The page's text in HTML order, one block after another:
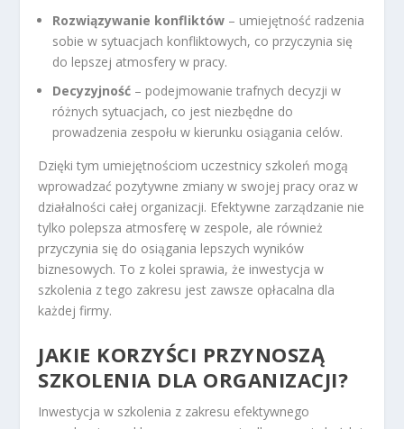
Rozwiązywanie konfliktów – umiejętność radzenia
sobie w sytuacjach konfliktowych, co przyczynia się
do lepszej atmosfery w pracy.
Decyzyjność – podejmowanie trafnych decyzji w
różnych sytuacjach, co jest niezbędne do
prowadzenia zespołu w kierunku osiągania celów.
Dzięki tym umiejętnościom uczestnicy szkoleń mogą
wprowadzać pozytywne zmiany w swojej pracy oraz w
działalności całej organizacji. Efektywne zarządzanie nie
tylko polepsza atmosferę w zespole, ale również
przyczynia się do osiągania lepszych wyników
biznesowych. To z kolei sprawia, że inwestycja w
szkolenia z tego zakresu jest zawsze opłacalna dla
każdej firmy.
JAKIE KORZYŚCI PRZYNOSZĄ
SZKOLENIA DLA ORGANIZACJI?
Inwestycja w szkolenia z zakresu efektywnego